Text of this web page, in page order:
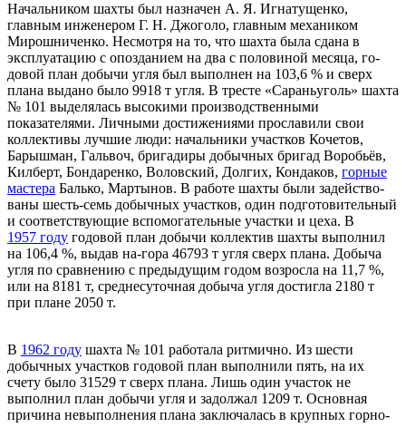
Начальни­ком шахты был назначен А. Я. Игнатущенко,
главным инженером Г. Н. Джоголо, главным механиком
Мирошниченко. Несмотря на то, что шахта была сдана в
эксплуатацию с опоздани­ем на два с половиной месяца, го­
довой план добычи угля был вы­полнен на 103,6 % и сверх
плана выдано было 9918 т угля. В тресте «Сараньуголь» шахта
№ 101 выделялась высокими производственными
показателями. Личными достижениями просла­вили свои
коллективы лучшие люди: начальники участков Коче­тов,
Барышман, Гальвоч, бригади­ры добычных бригад Воробьёв,
Килберт, Бондаренко, Воловский, Долгих, Кондаков, горные
масте­ра Балько, Мартынов. В работе шахты были задейство­
ваны шесть-семь добычных учас­тков, один подготовительный
и соответствующие вспомогательные участки и цеха. В
1957 году годовой план добы­чи коллектив шахты выполнил
на 106,4 %, выдав на-гора 46793 т угля сверх плана. Добыча
угля по сравнению с предыдущим годом возросла на 11,7 %,
или на 8181 т, среднесуточная добыча угля дос­тигла 2180 т
при плане 2050 т.
В 1962 году шахта № 101 рабо­тала ритмично. Из шести
добыч­ных участков годовой план выпол­нили пять, на их
счету было 31529 т сверх плана. Лишь один участок не
выполнил план добычи угля и задолжал 1209 т. Основная
причи­на невыполнения плана заключа­лась в крупных горно-